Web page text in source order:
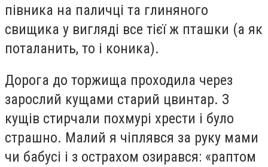
півника на паличці та глиняного
свищика у вигляді все тієї ж пташки (а як
поталанить, то і коника).
Дорога до торжища проходила через
зарослий кущами старий цвинтар. З
кущів стирчали похмурі хрести і було
страшно. Малий я чіплявся за руку мами
чи бабусі і з острахом озирався: «раптом